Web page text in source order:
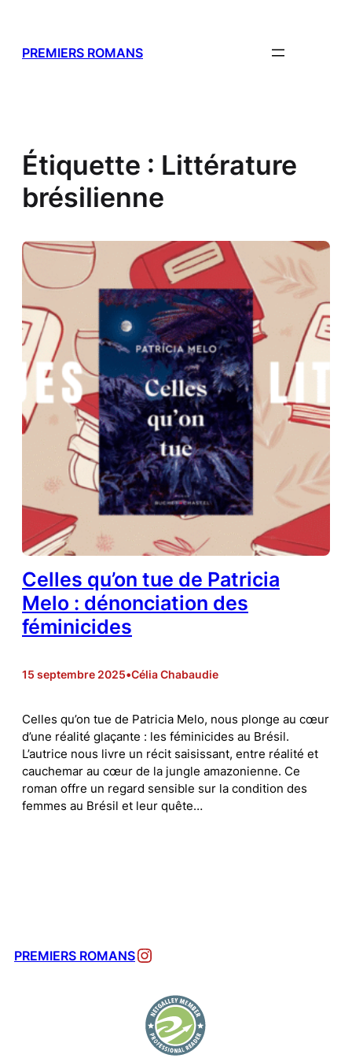
contenu
PREMIERS ROMANS
Étiquette : Littérature
brésilienne
Celles qu’on tue de Patricia
Melo : dénonciation des
féminicides
15 septembre 2025•Célia Chabaudie
Celles qu’on tue de Patricia Melo, nous plonge au cœur
d’une réalité glaçante : les féminicides au Brésil.
L’autrice nous livre un récit saisissant, entre réalité et
cauchemar au cœur de la jungle amazonienne. Ce
roman offre un regard sensible sur la condition des
femmes au Brésil et leur quête…
PREMIERS ROMANSInstagram